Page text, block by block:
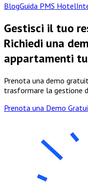
BlogGuida PMS Hotel
Gestisci il tuo
Richiedi una
appartamenti
Prenota una demo
trasformare la gestione
Prenota una Demo